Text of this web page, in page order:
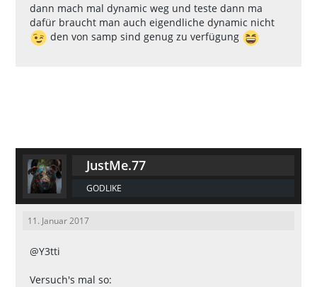
dann mach mal dynamic weg und teste dann ma
dafür braucht man auch eigendliche dynamic nicht
den von samp sind genug zu verfügung
JustMe.77
GODLIKE
11. Januar 2017
@Y3tti
Versuch's mal so: